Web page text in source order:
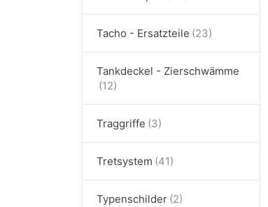
Tacho - Ersatzteile
Tankdeckel - Zierschwämme
Traggriffe
Tretsystem
Typenschilder